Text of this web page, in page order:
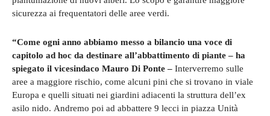
sicurezza ai frequentatori delle aree verdi.
“Come ogni anno abbiamo messo a bilancio una voce di
capitolo ad hoc da destinare all’abbattimento di piante – ha
spiegato il vicesindaco Mauro Di Ponte – Interverremo sulle
aree a maggiore rischio, come alcuni pini che si trovano in viale
Europa e quelli situati nei giardini adiacenti la struttura dell’ex
asilo nido. Andremo poi ad abbattere 9 lecci in piazza Unità